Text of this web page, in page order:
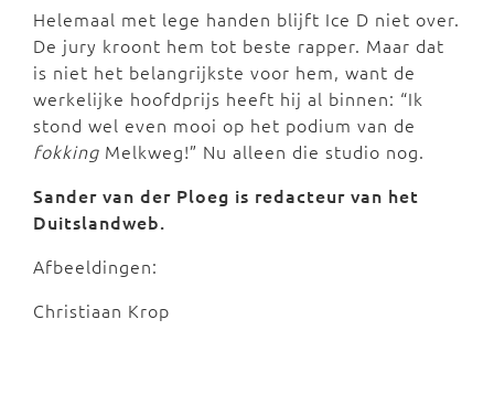
Helemaal met lege handen blijft Ice D niet over.
De jury kroont hem tot beste rapper. Maar dat
is niet het belangrijkste voor hem, want de
werkelijke hoofdprijs heeft hij al binnen: “Ik
stond wel even mooi op het podium van de
fokking Melkweg!” Nu alleen die studio nog.
Sander van der Ploeg is redacteur van het
Duitslandweb.
Afbeeldingen:
Christiaan Krop